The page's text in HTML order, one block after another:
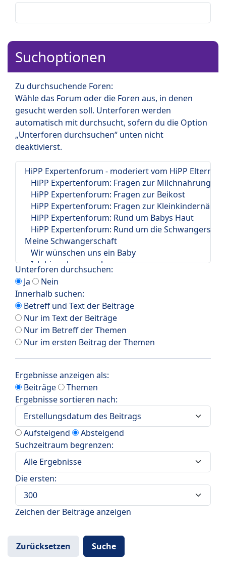
Suchoptionen
Zu durchsuchende Foren:
Wähle das Forum oder die Foren aus, in denen
gesucht werden soll. Unterforen werden
automatisch mit durchsucht, sofern du die Option
„Unterforen durchsuchen“ unten nicht
deaktivierst.
Unterforen durchsuchen:
Ja
Nein
Innerhalb suchen:
Betreff und Text der Beiträge
Nur im Text der Beiträge
Nur im Betreff der Themen
Nur im ersten Beitrag der Themen
Ergebnisse anzeigen als:
Beiträge
Themen
Ergebnisse sortieren nach:
Aufsteigend
Absteigend
Suchzeitraum begrenzen:
Die ersten:
Zeichen der Beiträge anzeigen